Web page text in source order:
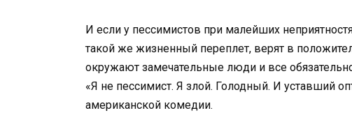
И если у пессимистов при малейших
такой же жизненный переплет, верят в
окружают замечательные люди и все
«Я не пессимист. Я злой. Голодный. И уставший
американской комедии.